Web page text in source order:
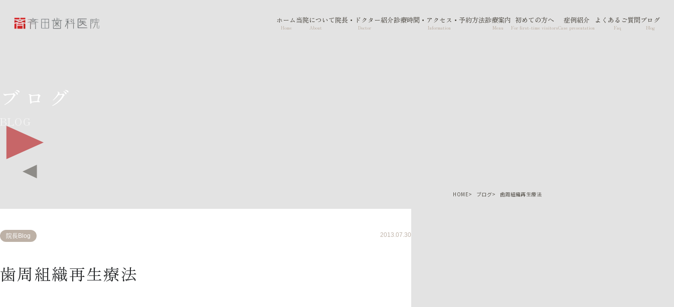
斉田歯科医院
ホーム
Home
当院について
About
院長・ドクター紹介
Doctor
診療時間・アクセス・予約方法
Information
診療案内
Menu
初めての方へ
For first-time visitors
症例紹介
Case presentation
よくあるご質問
Faq
ブログ
Blog
ブログ
HOME ブログ 歯周組織再生療法
院長Blog 2013.07.30
歯周組織再生療法